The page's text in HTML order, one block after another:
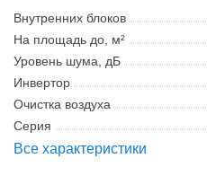
Внутренних блоков
На площадь до, м²
Уровень шума, дБ
Инвертор
Очистка воздуха
Серия
Все характеристики